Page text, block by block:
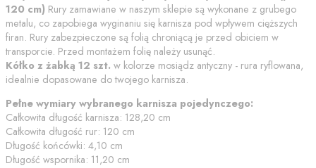
120 cm) Rury zamawiane w naszym sklepie są wykonane z grubego
metalu, co zapobiega wyginaniu się karnisza pod wpływem cięższych
firan. Rury zabezpieczone są folią chroniącą je przed obiciem w
transporcie. Przed montażem folię należy usunąć.
Kółko z żabką 12 szt. w kolorze mosiądz antyczny - rura ryflowana,
idealnie dopasowane do twojego karnisza.
Pełne wymiary wybranego karnisza pojedynczego:
Całkowita długość karnisza: 128,20 cm
Całkowita długość rur: 120 cm
Długość końcówki: 4,10 cm
Długość wspornika: 11,20 cm